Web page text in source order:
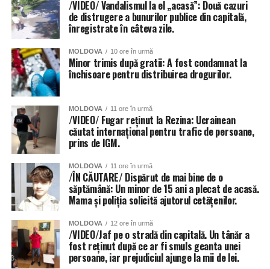
/VIDEO/ Vandalismul la el „acasă”: Două cazuri
de distrugere a bunurilor publice din capitală,
înregistrate în câteva zile.
MOLDOVA 10 ore în urmă
Minor trimis după gratii: A fost condamnat la
închisoare pentru distribuirea drogurilor.
MOLDOVA 11 ore în urmă
/VIDEO/ Fugar reținut la Rezina: Ucrainean
căutat internațional pentru trafic de persoane,
prins de IGM.
MOLDOVA 11 ore în urmă
/ÎN CĂUTARE/ Dispărut de mai bine de o
săptămână: Un minor de 15 ani a plecat de acasă.
Mama și poliția solicită ajutorul cetățenilor.
MOLDOVA 12 ore în urmă
/VIDEO/Jaf pe o stradă din capitală. Un tânăr a
fost reținut după ce ar fi smuls geanta unei
persoane, iar prejudiciul ajunge la mii de lei.